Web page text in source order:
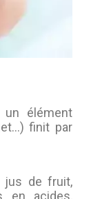
élément
finit par
jus de fruit,
en acides,